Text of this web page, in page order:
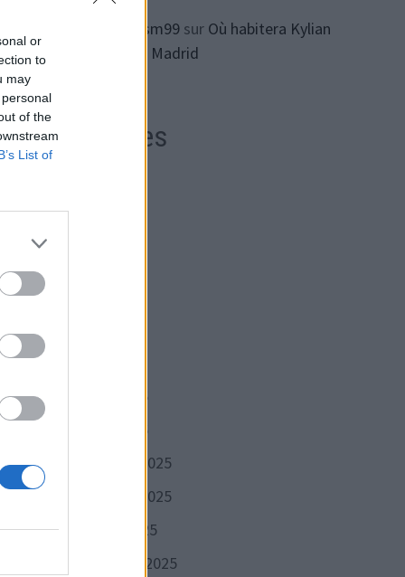
or
to
may
of the
List of
qui
ทางเข้า lsm99sur Où habitera Kylian
Mbappe à Madrid
Archives
février 2026
janvier 2026
décembre 2025
novembre 2025
octobre 2025
septembre 2025